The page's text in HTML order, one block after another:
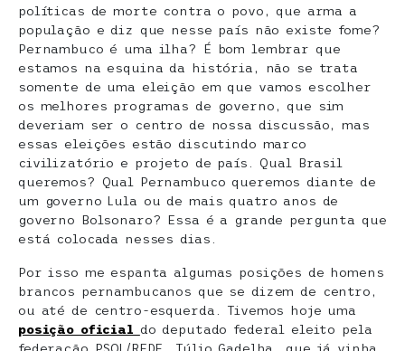
políticas de morte contra o povo, que arma a
população e diz que nesse país não existe fome?
Pernambuco é uma ilha? É bom lembrar que
estamos na esquina da história, não se trata
somente de uma eleição em que vamos escolher
os melhores programas de governo, que sim
deveriam ser o centro de nossa discussão, mas
essas eleições estão discutindo marco
civilizatório e projeto de país. Qual Brasil
queremos? Qual Pernambuco queremos diante de
um governo Lula ou de mais quatro anos de
governo Bolsonaro? Essa é a grande pergunta que
está colocada nesses dias.
Por isso me espanta algumas posições de homens
brancos pernambucanos que se dizem de centro,
ou até de centro-esquerda. Tivemos hoje uma
posição oficial do deputado federal eleito pela
federação PSOL/REDE, Túlio Gadelha, que já vinha